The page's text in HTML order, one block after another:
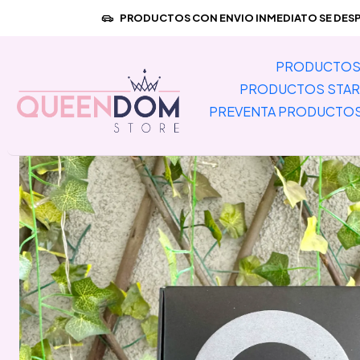
PRODUCTOS
PREVENTA
PRODUCTOS CON ENVIO INMEDIATO SE
Inicio PREVENTA